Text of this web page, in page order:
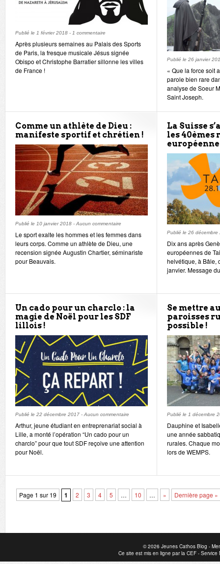
Publié le 1 février 2018 - 1 commentaire
Après plusieurs semaines au Palais des Sports
de Paris, la fresque musicale Jésus signée
Obispo et Christophe Barratier sillonne les villes
de France !
Publié le 26 janvier
« Que la force soit
parole bien rare
analyse de Soeur
Saint Joseph.
Comme un athlète de Dieu :
manifeste sportif et chrétien !
Publié le 10 janvier 2018 - Aucun commentaire
Le sport exalte les hommes et les femmes dans
leurs corps. Comme un athlète de Dieu, une
recension signée Augustin Chartier, séminariste
pour Beauvais.
La Suisse
les 40èmes
Publié le 26 décembre
Dix ans après
européennes de
helvétique, à Bâle,
janvier. Message
Un cado pour un charclo : la
magie de Noël pour les SDF
lillois !
Publié le 22 décembre 2017 - Aucun commentaire
Arthur, jeune étudiant en entreprenariat social à
Lille, a monté l’opération “Un cado pour un
charclo” pour que tout SDF reçoive une attention
pour Noël.
Se mettre
paroisses
possible !
Publié le 1 décembre
Dauphine et
une année
rurales. Chaque
lors de WEMPS.
Page 1 sur 19 1 2 3 4 5 … 10 … » Dernière page »
© 2026Jeunes Cathos Blog-
Ce site est mis en ligne par laCEF-Service